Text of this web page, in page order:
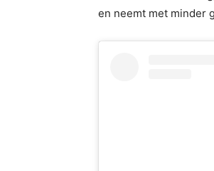
en neemt met minder